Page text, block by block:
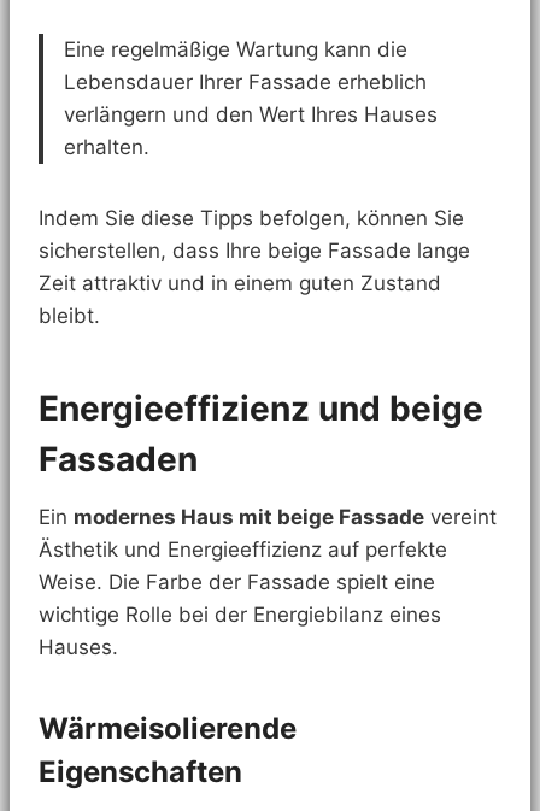
Eine regelmäßige Wartung kann die
Lebensdauer Ihrer Fassade erheblich
verlängern und den Wert Ihres Hauses
erhalten.
Indem Sie diese Tipps befolgen, können Sie
sicherstellen, dass Ihre beige Fassade lange
Zeit attraktiv und in einem guten Zustand
bleibt.
Energieeffizienz und beige
Fassaden
Ein modernes Haus mit beige Fassade vereint
Ästhetik und Energieeffizienz auf perfekte
Weise. Die Farbe der Fassade spielt eine
wichtige Rolle bei der Energiebilanz eines
Hauses.
Wärmeisolierende
Eigenschaften